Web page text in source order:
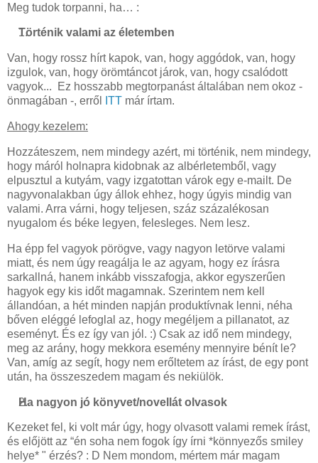
Meg tudok torpanni, ha… :
Történik valami az életemben
Van, hogy rossz hírt kapok, van, hogy aggódok, van, hogy
izgulok, van, hogy örömtáncot járok, van, hogy csalódott
vagyok... Ez hosszabb megtorpanást általában nem okoz -
önmagában -, erről
ITT már írtam.
Ahogy kezelem:
Hozzáteszem, nem mindegy azért, mi történik, nem mindegy,
hogy máról holnapra kidobnak az albérletemből, vagy
elpusztul a kutyám, vagy izgatottan várok egy e-mailt. De
nagyvonalakban úgy állok ehhez, hogy úgyis mindig van
valami. Arra várni, hogy teljesen, száz százalékosan
nyugalom és béke legyen, felesleges. Nem lesz.
Ha épp fel vagyok pörögve, vagy nagyon letörve valami
miatt, és nem úgy reagálja le az agyam, hogy ez írásra
sarkallná, hanem inkább visszafogja, akkor egyszerűen
hagyok egy kis időt magamnak. Szerintem nem kell
állandóan, a hét minden napján produktívnak lenni, néha
bőven eléggé lefoglal az, hogy megéljem a pillanatot, az
eseményt. És ez így van jól. :) Csak az idő nem mindegy,
meg az arány, hogy mekkora esemény mennyire bénít le?
Van, amíg az segít, hogy nem erőltetem az írást, de egy pont
után, ha összeszedem magam és nekiülök.
Ha nagyon jó könyvet/novellát olvasok
Kezeket fel, ki volt már úgy, hogy olvasott valami remek írást,
és előjött az “én soha nem fogok így írni *könnyezős smiley
helye* " érzés? : D Nem mondom, mértem már magam